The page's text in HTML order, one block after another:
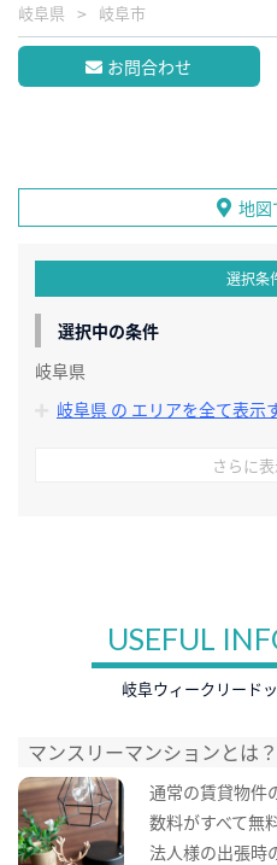
岐阜県 岐阜市
お問合わせ
地図
選択条
選択中の条件
岐阜県
岐阜県 の エリアを全て表示
さらに
USEFUL
岐阜ウィークリード
マンスリーマンションとは？
通常の賃貸物件
数料がすべて無
法人様の出張時